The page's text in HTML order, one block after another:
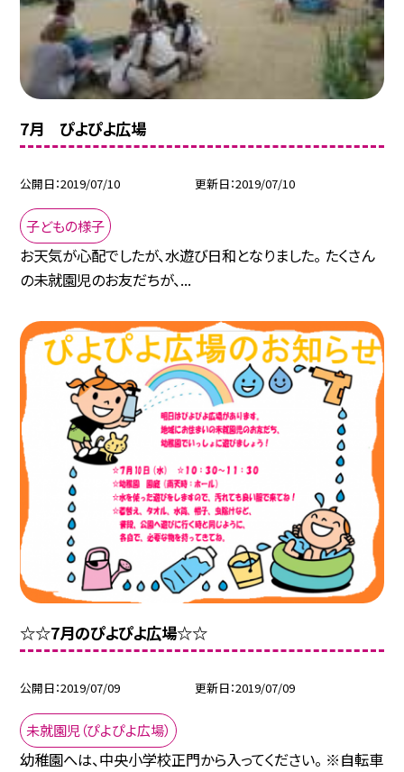
7月 ぴよぴよ広場
公開日 2019/07/10 更新日 2019/07/10
子どもの様子
お天気が心配でしたが、水遊び日和となりました。 たくさん
の未就園児のお友だちが、...
☆☆7月のぴよぴよ広場☆☆
公開日 2019/07/09 更新日 2019/07/09
未就園児（ぴよぴよ広場）
幼稚園へは、中央小学校正門から入ってください。 ※自転車